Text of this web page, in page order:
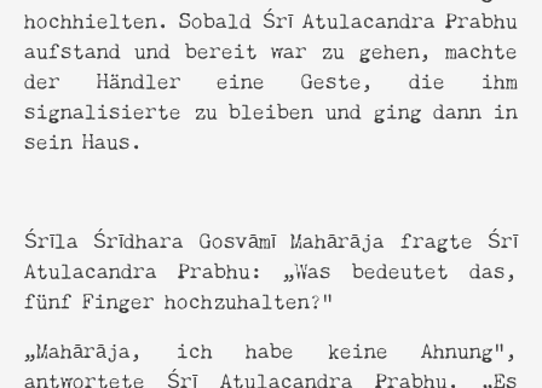
hochhielten. Sobald Śrī Atulacandra Prabhu
aufstand und bereit war zu gehen, machte
der Händler eine Geste, die ihm
signalisierte zu bleiben und ging dann in
sein Haus.
Śrīla Śrīdhara Gosvāmī Mahārāja fragte Śrī
Atulacandra Prabhu: „Was bedeutet das,
fünf Finger hochzuhalten?“
„Mahārāja, ich habe keine Ahnung”,
antwortete Śrī Atulacandra Prabhu. „Es